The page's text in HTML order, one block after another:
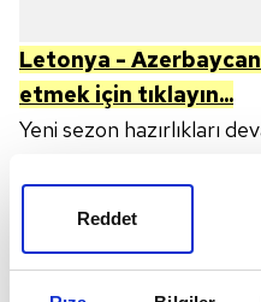
Reddet
Letonya - Azerbaycan
etmek için tıklayın...
Yeni sezon hazırlıkları
paylaşacak. Maç ile
tarafından merak